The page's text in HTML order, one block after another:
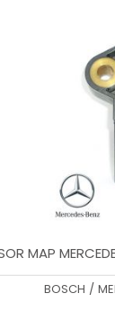
MAP
BOSCH /